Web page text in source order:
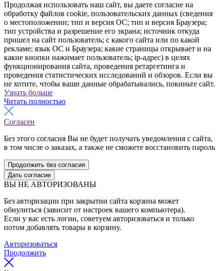
Продолжая использовать наш сайт, вы даете согласие на
обработку файлов cookie, пользовательских данных (сведения
о местоположении; тип и версия ОС; тип и версия Браузера;
тип устройства и разрешение его экрана; источник откуда
пришел на сайт пользователь; с какого сайта или по какой
рекламе; язык ОС и Браузера; какие страницы открывает и на
какие кнопки нажимает пользователь; ip-адрес) в целях
функционирования сайта, проведения ретаргетинга и
проведения статистических исследований и обзоров. Если вы
не хотите, чтобы ваши данные обрабатывались, покиньте сайт.
Узнать больше
Читать полностью
Согласен
Без этого согласия Вы не будет получать уведомления с сайта,
в том числе о заказах, а также не сможете восстановить пароль
Продолжить без согласия
Дать согласие
ВЫ НЕ АВТОРИЗОВАНЫ
Без авторизации при закрытии сайта корзина может
обнулиться (зависит от настроек вашего компьютера).
Если у вас есть логин, советуем авторизоваться и только
потом добавлять товары в корзину.
Авторизоваться
Продолжить